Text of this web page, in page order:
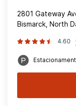
2801 Gateway
Bismarck, North
4.60